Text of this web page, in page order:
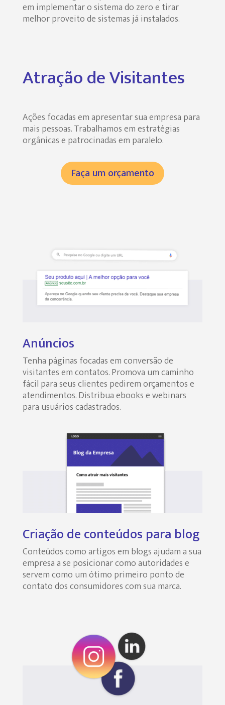
em implementar o sistema do zero e tirar
melhor proveito de sistemas já instalados.
Atração de Visitantes
Ações focadas em apresentar sua empresa para
mais pessoas. Trabalhamos em estratégias
orgânicas e patrocinadas em paralelo.
Faça um orçamento
Anúncios
Tenha páginas focadas em conversão de
visitantes em contatos. Promova um caminho
fácil para seus clientes pedirem orçamentos e
atendimentos. Distribua ebooks e webinars
para usuários cadastrados.
Criação de conteúdos para blog
Conteúdos como artigos em blogs ajudam a sua
empresa a se posicionar como autoridades e
servem como um ótimo primeiro ponto de
contato dos consumidores com sua marca.